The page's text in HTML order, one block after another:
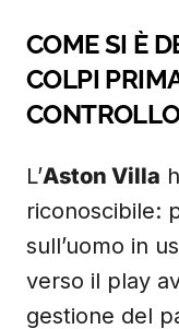
COME SI È
COLPI
L’Aston Villa
riconoscibile:
sull’uomo in
verso il play
gestione del